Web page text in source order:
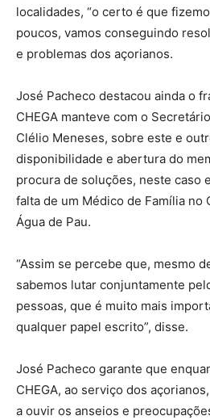
localidades, “o certo é que
poucos, vamos conseguindo
e problemas dos açorianos.
José Pacheco destacou ainda o
CHEGA manteve com o
Clélio Meneses, sobre este e
disponibilidade e abertura do
procura de soluções, neste caso
falta de um Médico de Família no
Água de Pau.
“Assim se percebe que, mesmo
sabemos lutar conjuntamente
pessoas, que é muito mais
qualquer papel escrito”, disse.
José Pacheco garante que
CHEGA, ao serviço dos
a ouvir os anseios e